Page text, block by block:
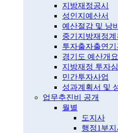
지방재정공시
성인지예산서
예산절감 및 낭
중기지방재정계
투자출자출연
경기도 예산개요
지방재정 투자
민간투자사업
성과계획서 및
업무추진비 공개
월별
도지사
행정1부